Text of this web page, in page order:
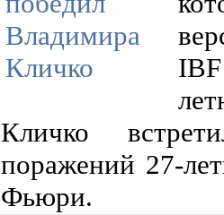
Кличко
поражений 27-
Фьюри.